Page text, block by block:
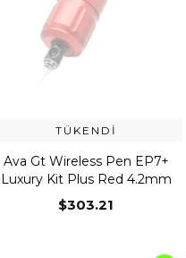
TÜKENDI
Ava Gt Wireless Pen EP7+
Luxury Kit Plus Red 4.2mm
$303.21